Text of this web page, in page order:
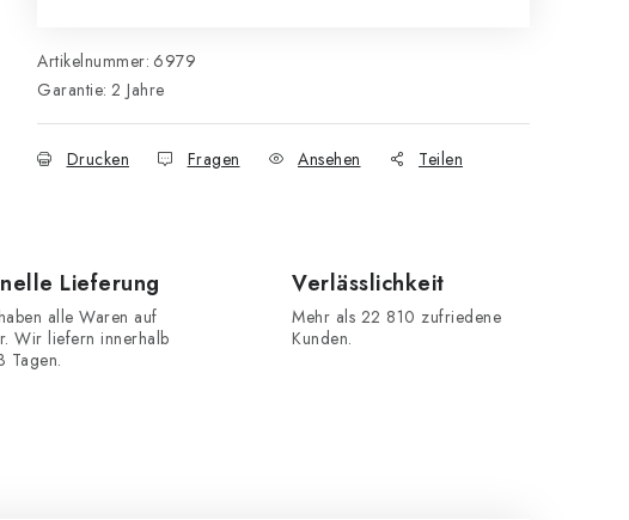
Artikelnummer: 6979
Garantie: 2 Jahre
Drucken Fragen Ansehen Teilen
Lieferung
alle Waren auf
Wir liefern innerhalb
Tagen.
Verlässlichkeit
Mehr als 22 810 zufriedene
Kunden.